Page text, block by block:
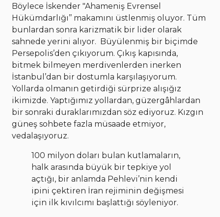
Böylece İskender "Ahameniş Evrensel
Hükümdarlığı’’ makamını üstlenmiş oluyor. Tüm
bunlardan sonra karizmatik bir lider olarak
sahnede yerini alıyor.
Büyülenmiş bir biçimde
Persepolis’den çıkıyorum. Çıkış kapısında,
bitmek bilmeyen merdivenlerden inerken
İstanbul’dan bir dostumla karşılaşıyorum.
Yollarda olmanın getirdiği sürprize alışığız
ikimizde. Yaptığımız yollardan, güzergâhlardan
bir sonraki duraklarımızdan söz ediyoruz. Kızgın
güneş sohbete fazla müsaade etmiyor,
vedalaşıyoruz.
100 milyon doları bulan kutlamaların,
halk arasında büyük bir tepkiye yol
açtığı, bir anlamda Pehlevi’nin kendi
ipini çektiren İran rejiminin değişmesi
için ilk kıvılcımı başlattığı söyleniyor.